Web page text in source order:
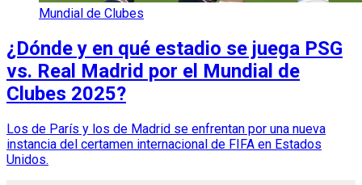
Mundial de Clubes
¿Dónde y en qué estadio se juega PSG
vs. Real Madrid por el Mundial de
Clubes 2025?
Los de París y los de Madrid se enfrentan por una nueva
instancia del certamen internacional de FIFA en Estados
Unidos.